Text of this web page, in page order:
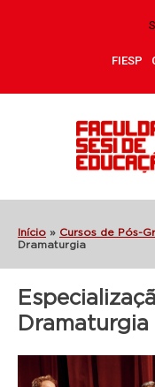
FIESP
Início » Cursos de Pós-
Dramaturgia
Dramaturgia